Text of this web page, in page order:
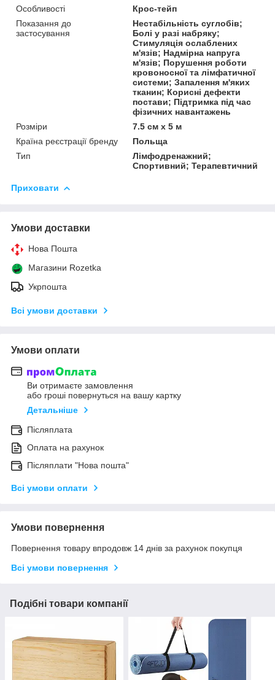
Особливості
Крос-тейп
Показання до
застосування
Нестабільність суглобів;
Болі у разі набряку;
Стимуляція ослаблених
м'язів; Надмірна напруга
м'язів; Порушення роботи
кровоносної та лімфатичної
системи; Запалення м'яких
тканин; Корисні дефекти
постави; Підтримка під час
фізичних навантажень
Розміри
7.5 см x 5 м
Країна реєстрації бренду
Польща
Тип
Лімфодренажний;
Спортивний; Терапевтичний
Приховати
Умови доставки
Нова Пошта
Магазини Rozetka
Укрпошта
Всі умови доставки
Умови оплати
Ви отримаєте замовлення
або гроші повернуться на вашу картку
Детальніше
Післяплата
Оплата на рахунок
Післяплати "Нова пошта"
Всі умови оплати
Умови повернення
Повернення товару впродовж 14 днів за рахунок покупця
Всі умови повернення
Подібні товари компанії